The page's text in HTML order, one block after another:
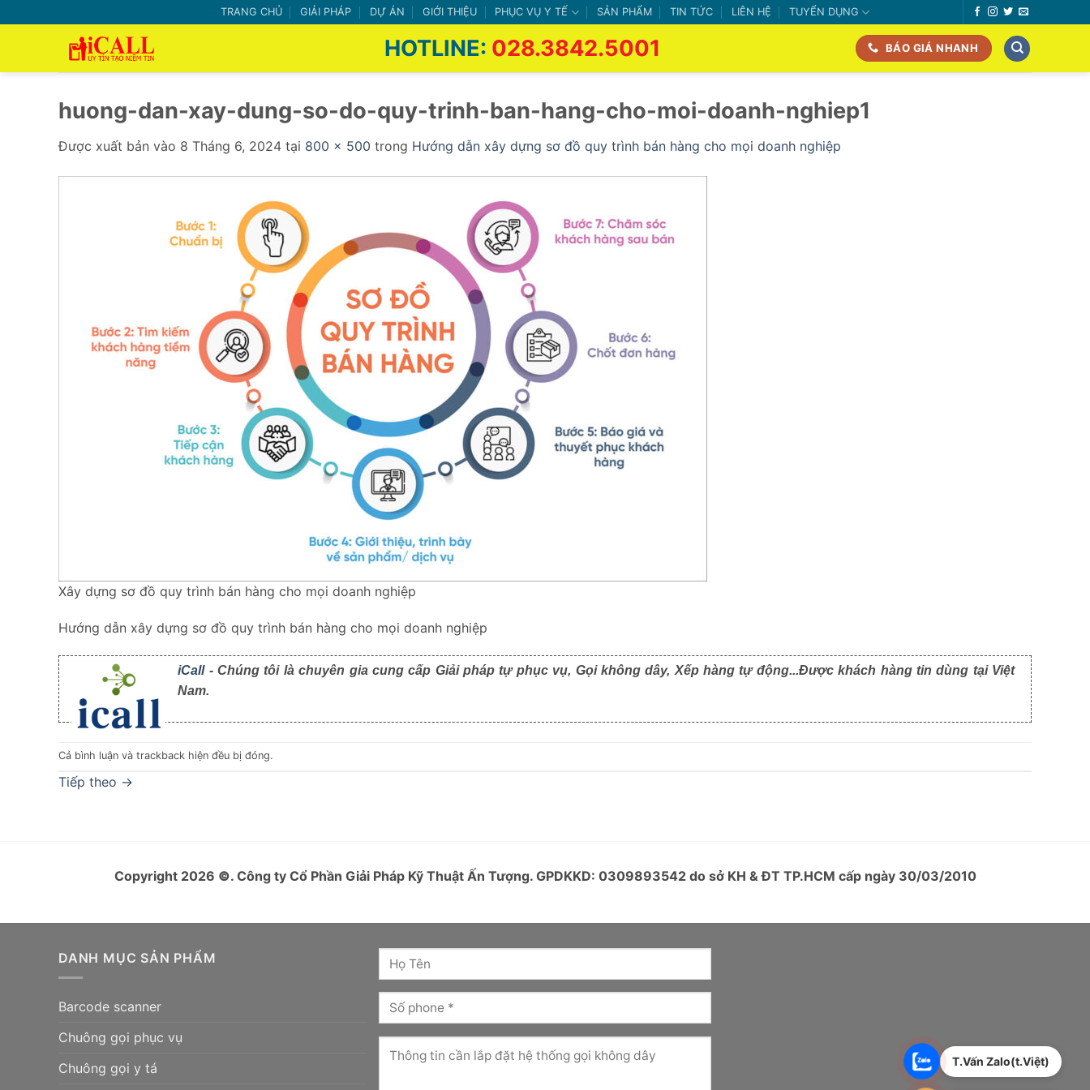
qua
dung
TRANG CHỦ GIẢI PHÁP DỰ ÁN GIỚI THIỆU PHỤC VỤ Y TẾ SẢN PHẨM TIN TỨC LIÊN HỆ TUYỂN DỤNG
HOTLINE: 028.3842.5001 BÁO GIÁ NHANH
huong-dan-xay-dung-so-do-quy-trinh-ban-hang-cho-moi-doanh-nghiep1
Được xuất bản vào 8 Tháng 6, 2024 tại 800 × 500 trong Hướng dẫn xây dựng sơ đồ quy trình bán hàng cho mọi doanh nghiệp
Xây dựng sơ đồ quy trình bán hàng cho mọi doanh nghiệp
Hướng dẫn xây dựng sơ đồ quy trình bán hàng cho mọi doanh nghiệp
iCall- Chúng tôi là chuyên gia cung cấp Giải pháp tự phục vụ, Gọi không dây, Xếp hàng tự động...Được khách hàng tin dùng tại Việt
Nam.
Cả bình luận và trackback hiện đều bị đóng.
Tiếp theo →
Copyright 2026 ©. Công ty Cổ Phần Giải Pháp Kỹ Thuật Ấn Tượng. GPDKKD: 0309893542 do sở KH & ĐT TP.HCM cấp ngày 30/03/2010
DANH MỤC SẢN PHẨM
Barcode scanner
Chuông gọi phục vụ
Chuông gọi y tá
T.Vấn Zalo(t.Việt)